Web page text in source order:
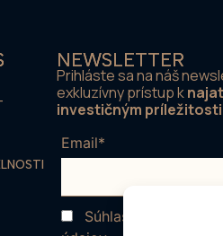
NEWSLETTER
Prihláste sa na náš
exkluzívny prístup k
investičným
Email*
Súhlasím s